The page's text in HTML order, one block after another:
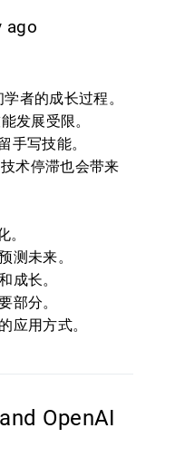
ago
者的成长过程。
发展受限。
手写技能。
术停滞也会带来
测未来。
成长。
部分。
应用方式。
OpenAI